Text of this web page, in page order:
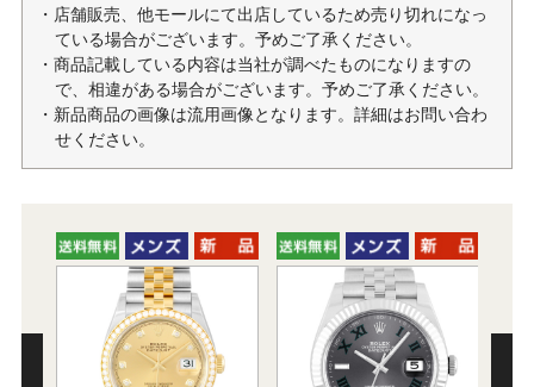
・店舗販売、他モールにて出店しているため売り切れになっ
ている場合がございます。予めご了承ください。
・商品記載している内容は当社が調べたものになりますの
で、相違がある場合がございます。予めご了承ください。
・新品商品の画像は流用画像となります。詳細はお問い合わ
せください。